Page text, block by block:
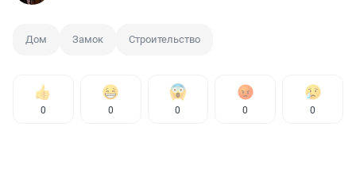
Дом Замок Строительство
0 0 0 0 0